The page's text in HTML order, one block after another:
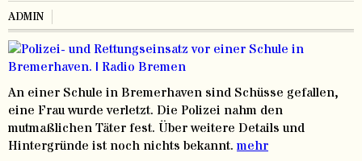
ADMIN
An einer Schule in Bremerhaven sind Schüsse gefallen,
eine Frau wurde verletzt. Die Polizei nahm den
mutmaßlichen Täter fest. Über weitere Details und
Hintergründe ist noch nichts bekannt. mehr